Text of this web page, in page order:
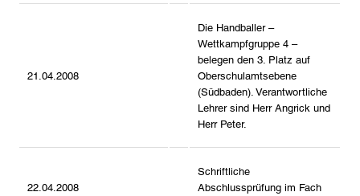
21.04.2008
Die Handballer –
Wettkampfgruppe 4 –
belegen den 3. Platz auf
Oberschulamtsebene
(Südbaden). Verantwortliche
Lehrer sind Herr Angrick und
Herr Peter.
22.04.2008
Schriftliche
Abschlussprüfung im Fach